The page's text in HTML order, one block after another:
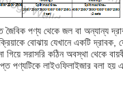
জৈবিক পণ্য থেকে জল বা অন্যান্য
বোঝায় যেখানে একটি
সরাসরি কঠিন অবস্থা থেকে
পণ্যটিকে লাইওফিলাইজার বলা হয়